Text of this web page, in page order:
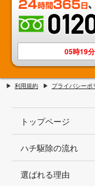
05時19分
利用規約 プライバシーポ
トップページ
ハチ駆除の流れ
選ばれる理由